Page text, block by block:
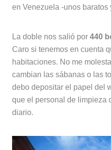
en Venezuela -unos baratos
La doble nos salió por 440
Caro si tenemos en cuenta
habitaciones. No me
cambian las sábanas o las
debo depositar el papel del
que el personal de limpieza
diario.